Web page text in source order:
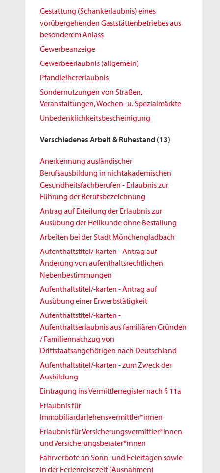
Gestattung (Schankerlaubnis) eines
vorübergehenden Gaststättenbetriebes aus
besonderem Anlass
Gewerbeanzeige
Gewerbeerlaubnis (allgemein)
Pfandleihererlaubnis
Sondernutzungen von Straßen,
Veranstaltungen, Wochen- u. Spezialmärkte
Unbedenklichkeitsbescheinigung
Verschiedenes Arbeit & Ruhestand (13)
Anerkennung ausländischer
Berufsausbildung in nichtakademischen
Gesundheitsfachberufen - Erlaubnis zur
Führung der Berufsbezeichnung
Antrag auf Erteilung der Erlaubnis zur
Ausübung der Heilkunde ohne Bestallung
Arbeiten bei der Stadt Mönchengladbach
Aufenthaltstitel/-karten - Antrag auf
Änderung von aufenthaltsrechtlichen
Nebenbestimmungen
Aufenthaltstitel/-karten - Antrag auf
Ausübung einer Erwerbstätigkeit
Aufenthaltstitel/-karten -
Aufenthaltserlaubnis aus familiären Gründen
/ Familiennachzug von
Drittstaatsangehörigen nach Deutschland
Aufenthaltstitel/-karten - zum Zweck der
Ausbildung
Eintragung ins Vermittlerregister nach § 11a
Erlaubnis für
Immobiliardarlehensvermittler*innen
Erlaubnis für Versicherungsvermittler*innen
und Versicherungsberater*innen
Fahrverbote an Sonn- und Feiertagen sowie
in der Ferienreisezeit (Ausnahmen)